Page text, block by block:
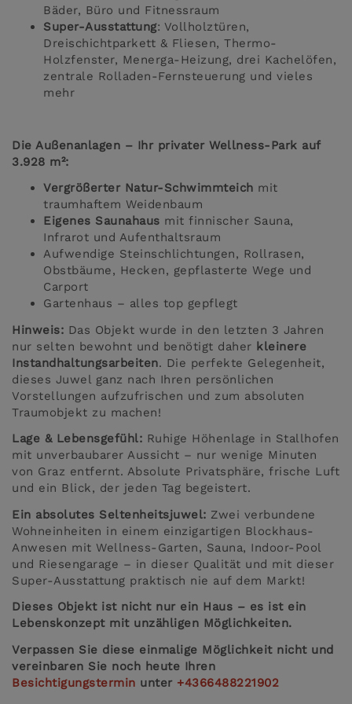
Bäder, Büro und Fitnessraum
Super-Ausstattung: Vollholztüren,
Dreischichtparkett & Fliesen, Thermo-
Holzfenster, Menerga-Heizung, drei Kachelöfen,
zentrale Rolladen-Fernsteuerung und vieles
mehr
Die Außenanlagen – Ihr privater Wellness-Park auf
3.928 m²:
Vergrößerter Natur-Schwimmteich mit
traumhaftem Weidenbaum
Eigenes Saunahaus mit finnischer Sauna,
Infrarot und Aufenthaltsraum
Aufwendige Steinschlichtungen, Rollrasen,
Obstbäume, Hecken, gepflasterte Wege und
Carport
Gartenhaus – alles top gepflegt
Hinweis: Das Objekt wurde in den letzten 3 Jahren
nur selten bewohnt und benötigt daher kleinere
Instandhaltungsarbeiten. Die perfekte Gelegenheit,
dieses Juwel ganz nach Ihren persönlichen
Vorstellungen aufzufrischen und zum absoluten
Traumobjekt zu machen!
Lage & Lebensgefühl: Ruhige Höhenlage in Stallhofen
mit unverbaubarer Aussicht – nur wenige Minuten
von Graz entfernt. Absolute Privatsphäre, frische Luft
und ein Blick, der jeden Tag begeistert.
Ein absolutes Seltenheitsjuwel: Zwei verbundene
Wohneinheiten in einem einzigartigen Blockhaus-
Anwesen mit Wellness-Garten, Sauna, Indoor-Pool
und Riesengarage – in dieser Qualität und mit dieser
Super-Ausstattung praktisch nie auf dem Markt!
Dieses Objekt ist nicht nur ein Haus – es ist ein
Lebenskonzept mit unzähligen Möglichkeiten.
Verpassen Sie diese einmalige Möglichkeit nicht und
vereinbaren Sie noch heute Ihren
Besichtigungstermin unter+4366488221902